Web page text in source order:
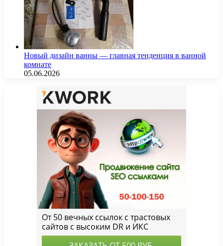
Новый дизайн ванны — главная тенденция в ванной
комнате
05.06.2026